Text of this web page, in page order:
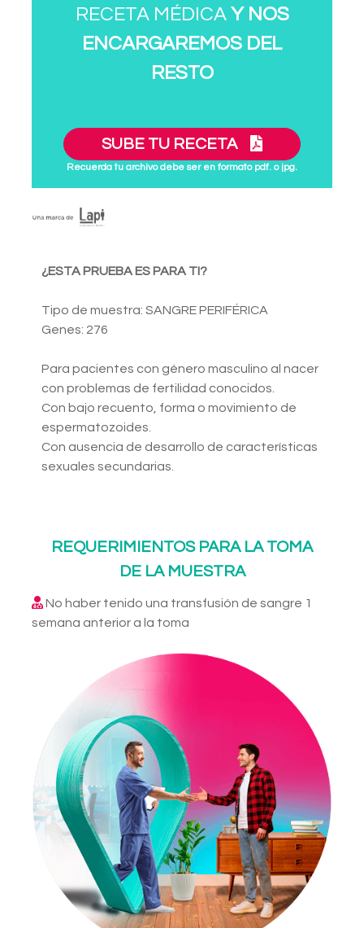
RECETA MÉDICA Y NOS
ENCARGAREMOS DEL
RESTO
SUBE TU RECETA
Recuerda tu archivo debe ser en formato pdf. o jpg.
¿ESTA PRUEBA ES PARA TI?
Tipo de muestra: SANGRE PERIFÉRICA
Genes: 276
Para pacientes con género masculino al nacer
con problemas de fertilidad conocidos.
Con bajo recuento, forma o movimiento de
espermatozoides.
Con ausencia de desarrollo de características
sexuales secundarias.
REQUERIMIENTOS PARA LA TOMA
DE LA MUESTRA
No haber tenido una transfusión de sangre 1
semana anterior a la toma